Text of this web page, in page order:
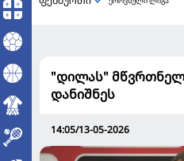
"დილას"
დანიშნეს
14:05/13-05-2026